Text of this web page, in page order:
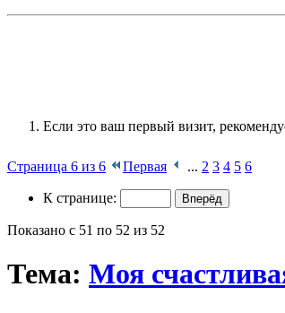
Если это ваш первый визит,
Страница 6 из 6 Первая ... 2 3 4 5 6
К странице:
Показано с 51 по 52 из 52
Тема: Моя